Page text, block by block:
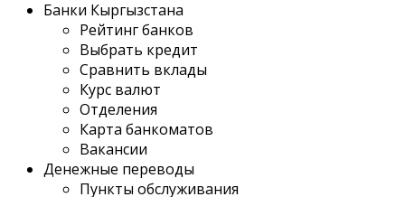
Банки Кыргызстана
Рейтинг банков
Выбрать кредит
Сравнить вклады
Курс валют
Отделения
Карта банкоматов
Вакансии
Денежные переводы
Пункты обслуживания